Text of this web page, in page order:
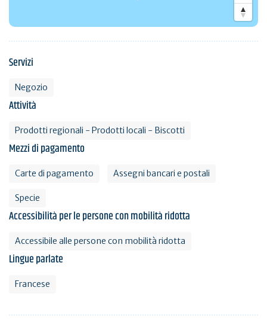
Servizi
Negozio
Attività
Prodotti regionali - Prodotti locali - Biscotti
Mezzi di pagamento
Carte di pagamento Assegni bancari e postali
Specie
Accessibilità per le persone con mobilità ridotta
Accessibile alle persone con mobilità ridotta
Lingue parlate
Francese